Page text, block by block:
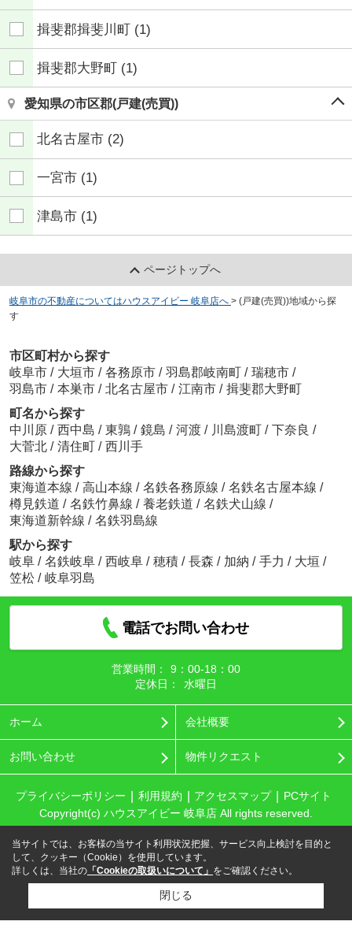
揖斐郡揖斐川町 (1)
揖斐郡大野町 (1)
愛知県の市区郡(戸建(売買))
北名古屋市 (2)
一宮市 (1)
津島市 (1)
ページトップへ
岐阜市の不動産についてはハウスアイビー 岐阜店へ > (戸建(売買))地域から探
す
市区町村から探す
岐阜市 / 大垣市 / 各務原市 / 羽島郡岐南町 / 瑞穂市 /
羽島市 / 本巣市 / 北名古屋市 / 江南市 / 揖斐郡大野町
町名から探す
中川原 / 西中島 / 東鶉 / 鏡島 / 河渡 / 川島渡町 / 下奈良 /
大菅北 / 清住町 / 西川手
路線から探す
東海道本線 / 高山本線 / 名鉄各務原線 / 名鉄名古屋本線 /
樽見鉄道 / 名鉄竹鼻線 / 養老鉄道 / 名鉄犬山線 /
東海道新幹線 / 名鉄羽島線
駅から探す
岐阜 / 名鉄岐阜 / 西岐阜 / 穂積 / 長森 / 加納 / 手力 / 大垣 /
笠松 / 岐阜羽島
電話でお問い合わせ
営業時間：
9：00‐18：00
定休日：
水曜日
ホーム 会社概要
お問い合わせ 物件リクエスト
プライバシーポリシー 利用規約 アクセスマップ
PCサイト
Copyright(c) ハウスアイビー 岐阜店 All rights reserved.
当サイトでは、お客様の当サイト利用状況把握、サービス向上検討を目的と
して、クッキー（Cookie）を使用しています。
詳しくは、当社の 「Cookieの取扱いについて」 をご確認ください。
閉じる